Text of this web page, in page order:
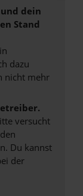
dein
Stand
dazu
nicht mehr
versucht
Du kannst
der